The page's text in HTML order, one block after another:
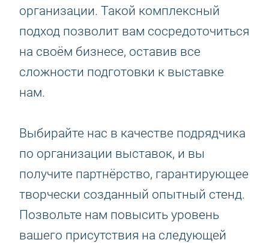
организации. Такой комплексный
подход позволит вам сосредоточиться
на своём бизнесе, оставив все
сложности подготовки к выставке
нам.
Выбирайте нас в качестве подрядчика
по организации выставок, и вы
получите партнёрство, гарантирующее
творчески созданный опытный стенд.
Позвольте нам повысить уровень
вашего присутствия на следующей